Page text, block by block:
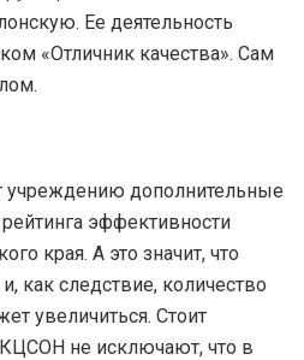
Ее деятельность
«Отличник качества». Сам
учреждению дополнительные
эффективности
края. А это значит, что
как следствие, количество
увеличиться. Стоит
не исключают, что в